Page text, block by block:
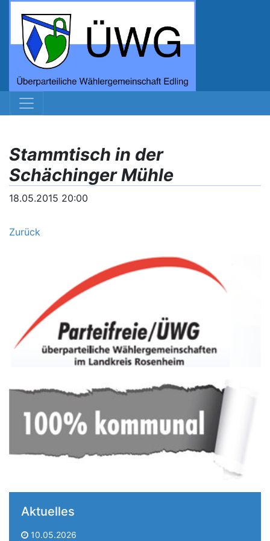
Stammtisch in der
Schächinger Mühle
18.05.2015 20:00
Zurück
Aktuelles
10.05.2026